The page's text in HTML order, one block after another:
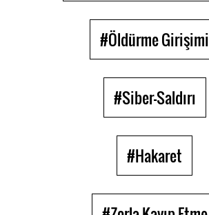
#Öldürme Girişimi
#Siber-Saldırı
#Hakaret